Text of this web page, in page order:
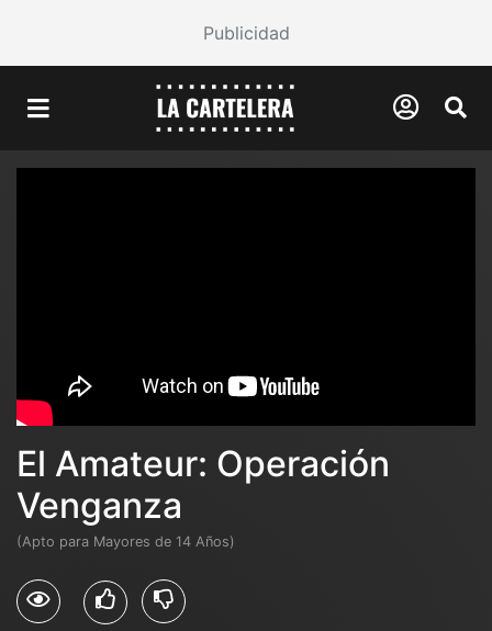
Publicidad
El Amateur: Operación
Venganza
(Apto para Mayores de 14 Años)